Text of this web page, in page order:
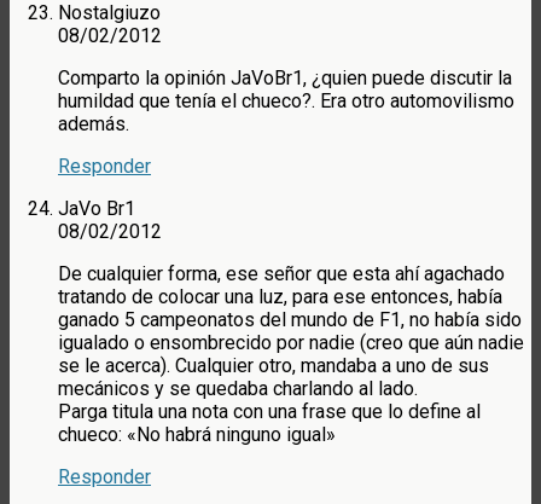
Nostalgiuzo
08/02/2012
Comparto la opinión JaVoBr1, ¿quien puede discutir la
humildad que tenía el chueco?. Era otro automovilismo
además.
Responder
JaVo Br1
08/02/2012
De cualquier forma, ese señor que esta ahí agachado
tratando de colocar una luz, para ese entonces, había
ganado 5 campeonatos del mundo de F1, no había sido
igualado o ensombrecido por nadie (creo que aún nadie
se le acerca). Cualquier otro, mandaba a uno de sus
mecánicos y se quedaba charlando al lado.
Parga titula una nota con una frase que lo define al
chueco: «No habrá ninguno igual»
Responder